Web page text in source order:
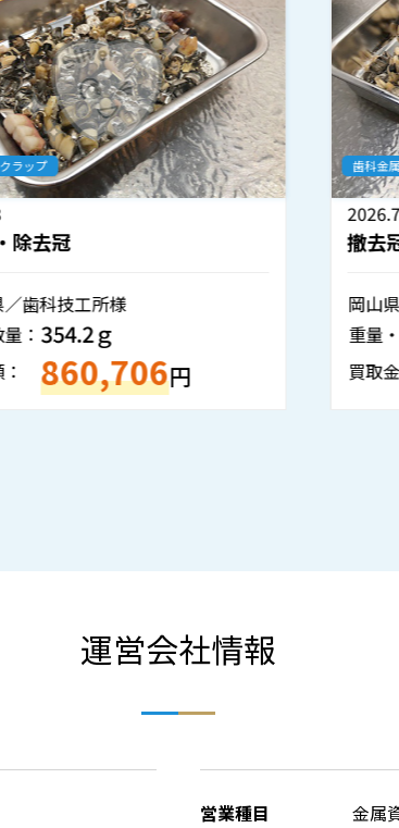
歯科金属スクラップ
撤去冠・除去冠
岡山県／歯科医院様
重量・数量：
買取金額： 1,934,935
運営会社情報
営業種目
金属